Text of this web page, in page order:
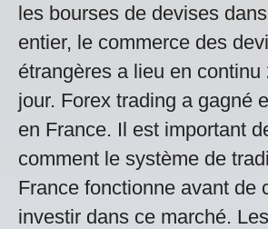
les bourses de devises
entier, le commerce des
étrangères a lieu en continu
jour. Forex trading a gagné
en France. Il est important
comment le système de
France fonctionne avant de
investir dans ce marché.